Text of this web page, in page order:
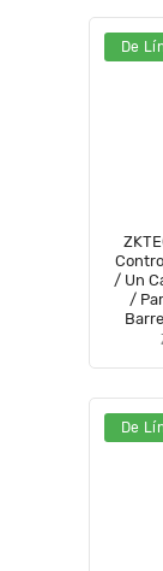
De
Control
/ Un
/
De